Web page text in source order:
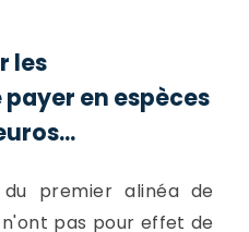
les
en espèces
du premier alinéa de
pas pour effet de